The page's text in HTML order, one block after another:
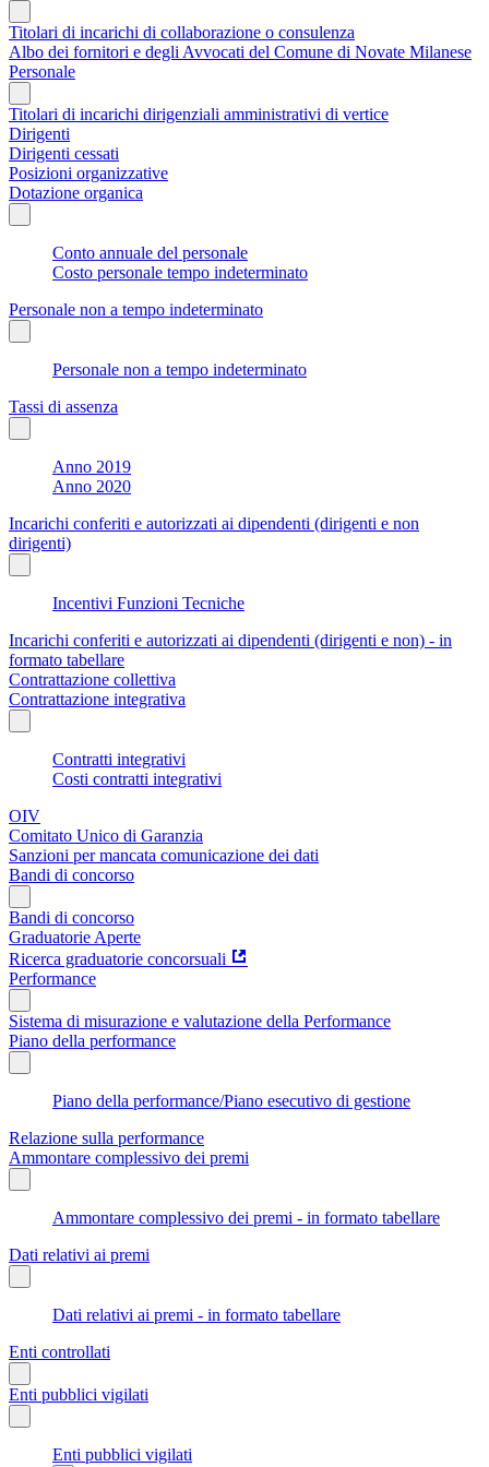
Titolari di incarichi di collaborazione o consulenza
Albo dei fornitori e degli Avvocati del Comune di Novate Milanese
Personale
Titolari di incarichi dirigenziali amministrativi di vertice
Dirigenti
Dirigenti cessati
Posizioni organizzative
Dotazione organica
Conto annuale del personale
Costo personale tempo indeterminato
Personale non a tempo indeterminato
Personale non a tempo indeterminato
Tassi di assenza
Anno 2019
Anno 2020
Incarichi conferiti e autorizzati ai dipendenti (dirigenti e non
dirigenti)
Incentivi Funzioni Tecniche
Incarichi conferiti e autorizzati ai dipendenti (dirigenti e non) - in
formato tabellare
Contrattazione collettiva
Contrattazione integrativa
Contratti integrativi
Costi contratti integrativi
OIV
Comitato Unico di Garanzia
Sanzioni per mancata comunicazione dei dati
Bandi di concorso
Bandi di concorso
Graduatorie Aperte
Ricerca graduatorie concorsuali
Performance
Sistema di misurazione e valutazione della Performance
Piano della performance
Piano della performance/Piano esecutivo di gestione
Relazione sulla performance
Ammontare complessivo dei premi
Ammontare complessivo dei premi - in formato tabellare
Dati relativi ai premi
Dati relativi ai premi - in formato tabellare
Enti controllati
Enti pubblici vigilati
Enti pubblici vigilati